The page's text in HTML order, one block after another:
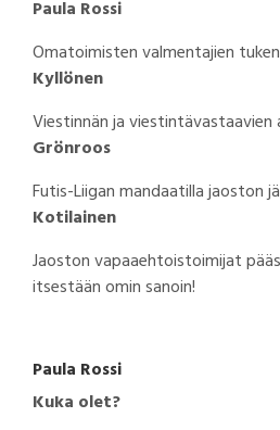
Paula Rossi
Omatoimisten valmentajien
Kyllönen
Viestinnän ja viestintävastaavien
Grönroos
Futis-Liigan mandaatilla jaoston
Kotilainen
Jaoston vapaaehtoistoimijat
itsestään omin sanoin!
Paula Rossi
Kuka olet?